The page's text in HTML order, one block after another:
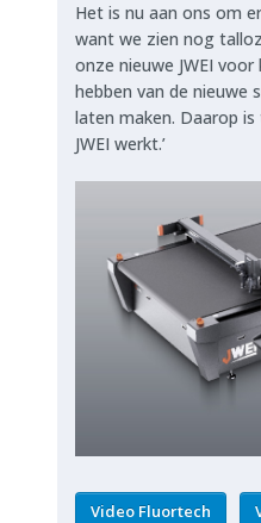
Het is nu aan ons om
want we zien nog
onze nieuwe JWEI
hebben van de nieuwe
laten maken. Daarop
JWEI werkt.’
Video Fluortech